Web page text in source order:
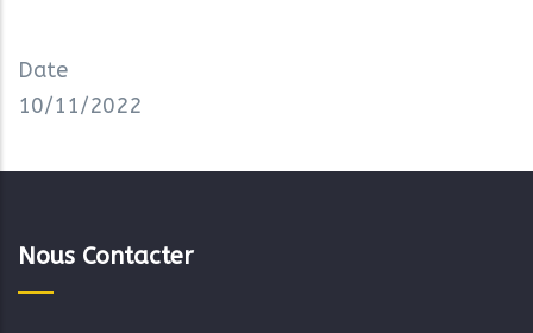
Date
10/11/2022
Nous Contacter